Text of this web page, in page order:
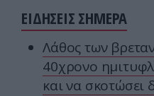
ΕΙΔΗΣΕΙΣ ΣΗΜΕΡΑ
Λάθος των
40χρονο
και να σκοτώσει